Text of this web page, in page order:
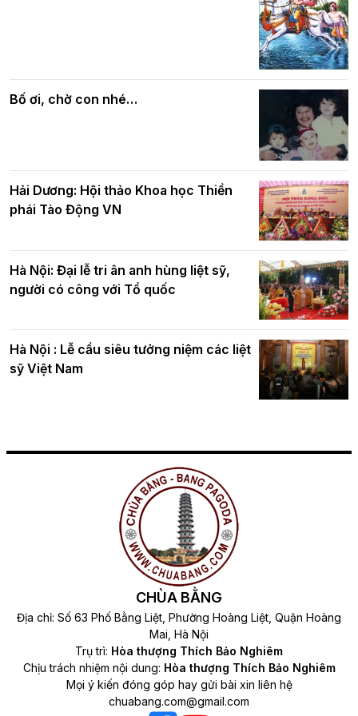
nhân mùa Phật đản PL.2570
Phật giáo chính tín Phần 7: Luật nhân
quả
Bố ơi, chờ con nhé…
Hải Dương: Hội thảo Khoa học Thiền
phái Tào Động VN
Hà Nội: Đại lễ tri ân anh hùng liệt sỹ,
người có công với Tổ quốc
Hà Nội : Lễ cầu siêu tưởng niệm các liệt
sỹ Việt Nam
CHÙA BẰNG
Địa chỉ: Số 63 Phố Bằng Liệt, Phường Hoàng Liệt, Quận Hoàng
Mai, Hà Nội
Trụ trì: Hòa thượng Thích Bảo Nghiêm
Chịu trách nhiệm nội dung: Hòa thượng Thích Bảo Nghiêm
Mọi ý kiến đóng góp hay gửi bài xin liên hệ
chuabang.com@gmail.com